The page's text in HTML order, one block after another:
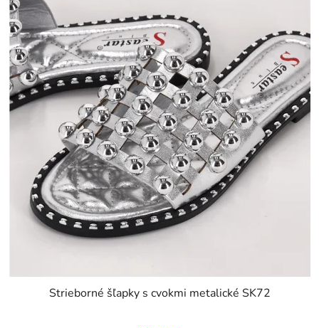
Strieborné šľapky s cvokmi metalické SK72